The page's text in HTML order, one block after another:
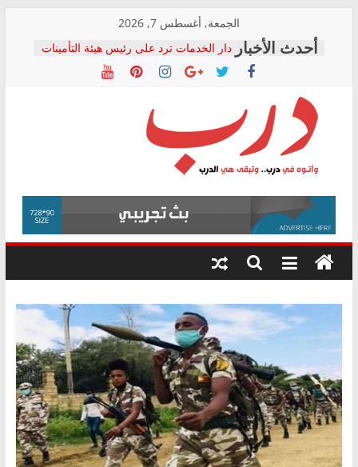
content
الجمعة, أغسطس 7, 2026
دار الخدمات ترد على رئيس هيئة التأمينات
بعد مؤتمره الصحفي: إنكار الأزمة لا ينهي
معاناة أصحاب المعاشات.. ونطالب بكشف
فرحات سليمان يكتب: القطاع الصحي إلى
أين؟
حزب التحالف الشعبي يطلق لجنة “الحق
في الصحة” بالإسكندرية لرصد الانتهاكات
ودعم المرضى
الوزاري لمدينة الصحفيين.. وانتهاء أعمال
إنشاء المبنى الإداري
المجلس القومي لحقوق الإنسان يعلن
متابعة قضية الدكتور محمد زهران.. ويؤكد:
قرينة البراءة وضمانات المحاكمة العادلة
درب
وأتوه
درب..
وتبقى
هي